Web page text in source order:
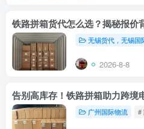
铁路拼箱货代怎么选？揭秘报价
无锡货代，无锡国
2026-8-8
广州国际物流 #